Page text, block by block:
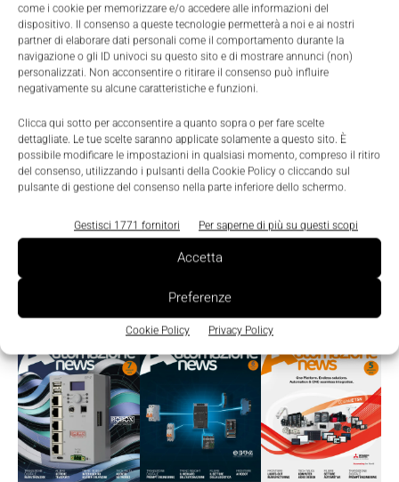
come i cookie per memorizzare e/o accedere alle informazioni del
dispositivo. Il consenso a queste tecnologie permetterà a noi e ai nostri
partner di elaborare dati personali come il comportamento durante la
navigazione o gli ID univoci su questo sito e di mostrare annunci (non)
personalizzati. Non acconsentire o ritirare il consenso può influire
negativamente su alcune caratteristiche e funzioni.
Clicca qui sotto per acconsentire a quanto sopra o per fare scelte
dettagliate. Le tue scelte saranno applicate solamente a questo sito. È
possibile modificare le impostazioni in qualsiasi momento, compreso il ritiro
del consenso, utilizzando i pulsanti della Cookie Policy o cliccando sul
pulsante di gestione del consenso nella parte inferiore dello schermo.
Gestisci 1771 fornitori Per saperne di più su questi scopi
Accetta
Preferenze
Cookie Policy Privacy Policy
LEGGI LA RIVISTA ⇢